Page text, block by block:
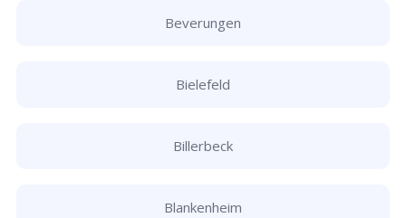
Beverungen
Bielefeld
Billerbeck
Blankenheim